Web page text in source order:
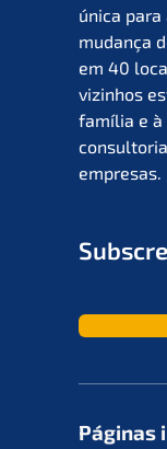
única para
mudan­ça
em 40
vizin­hos
família e à
empresas.
Páginas